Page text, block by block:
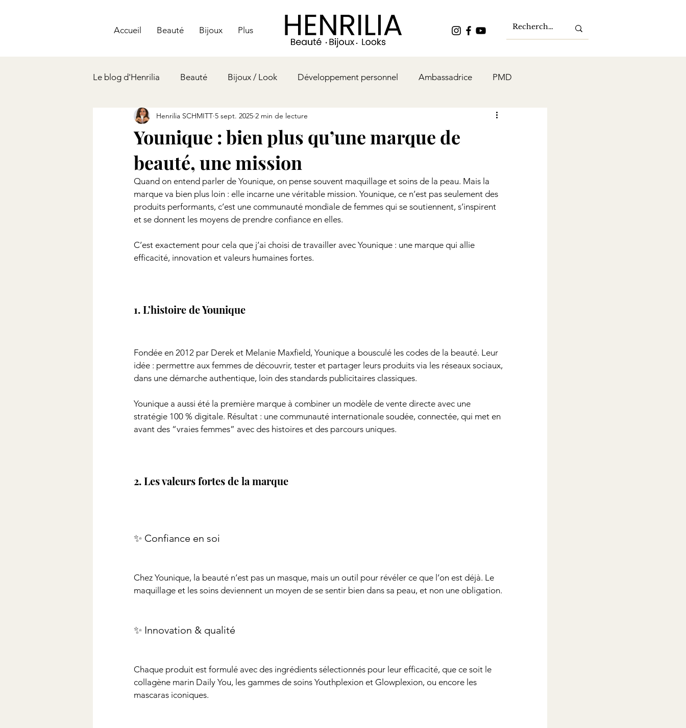
Accueil Beauté Bijoux Plus
Le blog d'Henrilia Beauté Bijoux / Look Développement personnel Ambassadrice PMD
Younique : bien plus qu’une marque de
beauté, une mission
Henrilia SCHMITT 5 sept. 2025 2 min de lecture
Quand on entend parler de Younique, on pense souvent maquillage et soins de la peau. Mais la
marque va bien plus loin : elle incarne une véritable mission. Younique, ce n’est pas seulement des
produits performants, c’est une communauté mondiale de femmes qui se soutiennent, s’inspirent
et se donnent les moyens de prendre confiance en elles.
C’est exactement pour cela que j’ai choisi de travailler avec Younique : une marque qui allie
efficacité, innovation et valeurs humaines fortes.
1. L’histoire de Younique
Fondée en 2012 par Derek et Melanie Maxfield, Younique a bousculé les codes de la beauté. Leur
idée : permettre aux femmes de découvrir, tester et partager leurs produits via les réseaux sociaux,
dans une démarche authentique, loin des standards publicitaires classiques.
Younique a aussi été la première marque à combiner un modèle de vente directe avec une
stratégie 100 % digitale. Résultat : une communauté internationale soudée, connectée, qui met en
avant des “vraies femmes” avec des histoires et des parcours uniques.
2. Les valeurs fortes de la marque
✨ Confiance en soi
Chez Younique, la beauté n’est pas un masque, mais un outil pour révéler ce que l’on est déjà. Le
maquillage et les soins deviennent un moyen de se sentir bien dans sa peau, et non une obligation.
✨ Innovation & qualité
Chaque produit est formulé avec des ingrédients sélectionnés pour leur efficacité, que ce soit le
collagène marin Daily You, les gammes de soins Youthplexion et Glowplexion, ou encore les
mascaras iconiques.